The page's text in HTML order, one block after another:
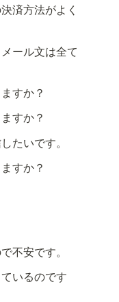
済方法がよく
ール文は全て
すか？
すか？
たいです。
すか？
不安です。
いるのです